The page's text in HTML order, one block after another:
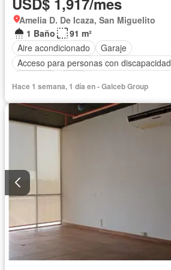
Amelia D. De Icaza, San Miguelito
1 Baño
91 m²
Aire acondicionado
Garaje
Acceso para personas con discapacidad
Hace 1 semana, 1 día en - Galceb Group